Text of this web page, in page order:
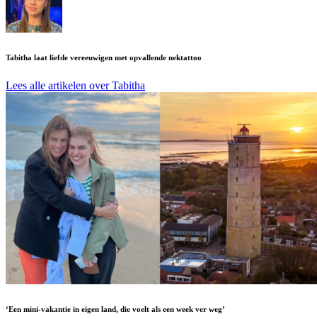
Tabitha laat liefde vereeuwigen met opvallende nektattoo
Lees alle artikelen over Tabitha
‘Een mini-vakantie in eigen land, die voelt als een week ver weg’